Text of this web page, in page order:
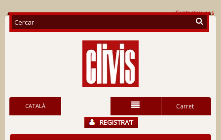
Contacteu-nos
Carret
CATALÀ
REGISTRA’T